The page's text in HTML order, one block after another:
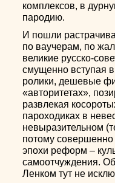
комплексов, в
пародию.
И пошли
по ваучерам, по
великие русско-
смущенно вступая
ролики, дешевые
«авторитетах»,
развлекая
пароходиках в
невыразительном
потому совершенно
эпохи реформ –
самоотчуждения.
Ленком тут не